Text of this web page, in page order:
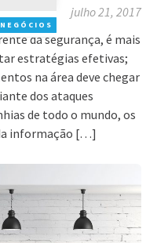
NEGÓCIOS
julho 21, 2017
da segurança, é mais
estratégias efetivas;
na área deve chegar
dos ataques
de todo o mundo, os
informação […]